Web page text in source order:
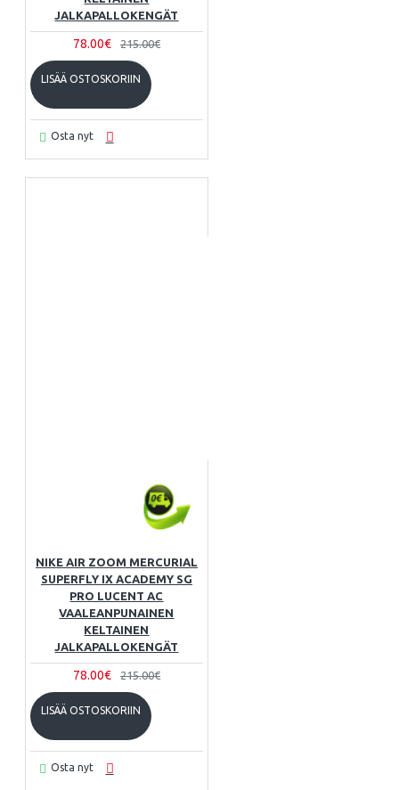
JALKAPALLOKENGÄT
78.00€ 215.00€
LISÄÄ OSTOSKORIIN
Osta nyt
NIKE AIR ZOOM MERCURIAL
SUPERFLY IX ACADEMY SG
PRO LUCENT AC
VAALEANPUNAINEN
KELTAINEN
JALKAPALLOKENGÄT
78.00€ 215.00€
LISÄÄ OSTOSKORIIN
Osta nyt